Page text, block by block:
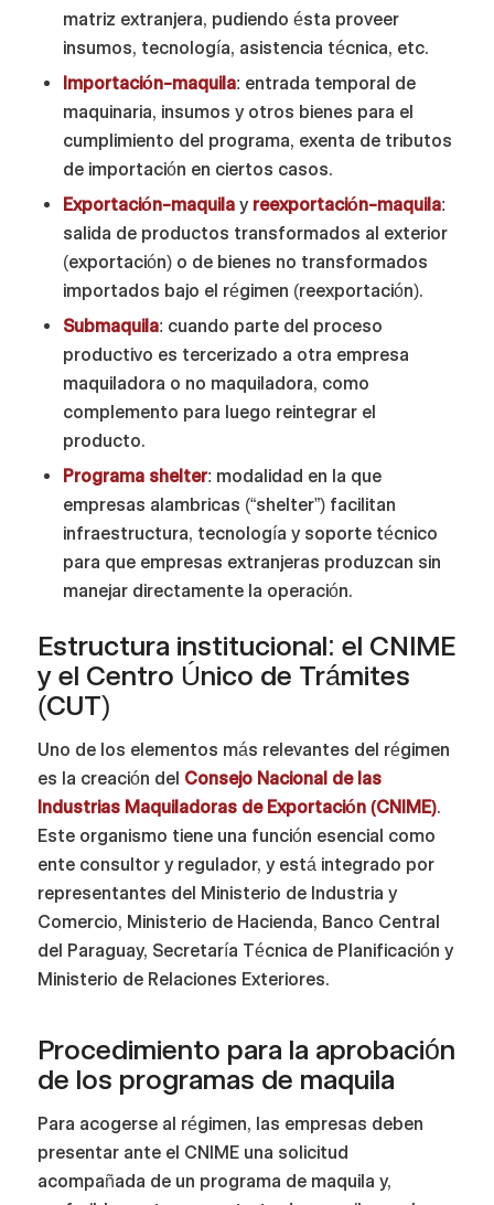
matriz extranjera, pudiendo ésta proveer
insumos, tecnología, asistencia técnica, etc.
Importación-maquila: entrada temporal de
maquinaria, insumos y otros bienes para el
cumplimiento del programa, exenta de tributos
de importación en ciertos casos.
Exportación-maquilay reexportación-maquila:
salida de productos transformados al exterior
(exportación) o de bienes no transformados
importados bajo el régimen (reexportación).
Submaquila: cuando parte del proceso
productivo es tercerizado a otra empresa
maquiladora o no maquiladora, como
complemento para luego reintegrar el
producto.
Programa shelter: modalidad en la que
empresas alambricas (“shelter”) facilitan
infraestructura, tecnología y soporte técnico
para que empresas extranjeras produzcan sin
manejar directamente la operación.
Estructura institucional: el CNIME
y el Centro Único de Trámites
(CUT)
Uno de los elementos más relevantes del régimen
es la creación del Consejo Nacional de las
Industrias Maquiladoras de Exportación (CNIME).
Este organismo tiene una función esencial como
ente consultor y regulador, y está integrado por
representantes del Ministerio de Industria y
Comercio, Ministerio de Hacienda, Banco Central
del Paraguay, Secretaría Técnica de Planificación y
Ministerio de Relaciones Exteriores.
Procedimiento para la aprobación
de los programas de maquila
Para acogerse al régimen, las empresas deben
presentar ante el CNIME una solicitud
acompañada de un programa de maquila y,